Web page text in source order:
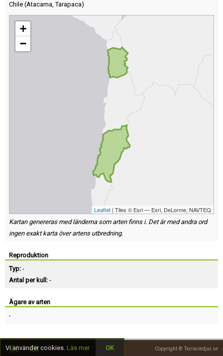
Chile (Atacama,Tarapaca)
+
−
Leaflet | Tiles © Esri — Esri, DeLorme, NAVTEQ
Kartan genereras med länderna som arten finns i. Det är med andra ord
ingen exakt karta över artens utbredning.
Reproduktion
Typ: -
Antal per kull: -
Ägare av arten
-
Copyright © Terrariedjur.se
Vi använder cookies. Läs mer OK